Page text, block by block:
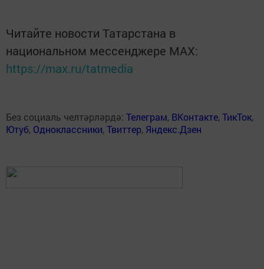
Читайте новости Татарстана в
национальном мессенджере MАХ:
https://max.ru/tatmedia
Без социаль челтәрләрдә: Телеграм, ВКонтакте,ТикТок,
Ютуб, Одноклассники,Твиттер, Яндекс.Дзен